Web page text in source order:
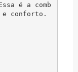
é a comb
conforto.